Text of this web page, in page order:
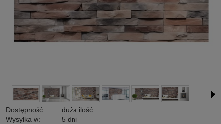
Dostępność:
duża ilość
Wysyłka w:
5 dni